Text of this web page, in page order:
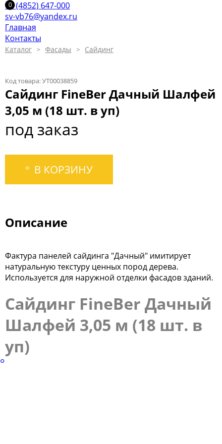
+7 (4852) 647-000
sv-vb76@yandex.ru
Главная
Контакты
Каталог Фасады Сайдинг
Код товара: УТ00038859
Сайдинг FineBer Дачный Шалфей
3,05 м (18 шт. в уп)
под заказ
В КОРЗИНУ
Описание
Фактура панелей сайдинга "Дачный" имитирует
натуральную текстуру ценных пород дерева.
Используется для наружной отделки фасадов зданий.
Сайдинг FineBer Дачный
Шалфей 3,05 м (18 шт. в
уп)